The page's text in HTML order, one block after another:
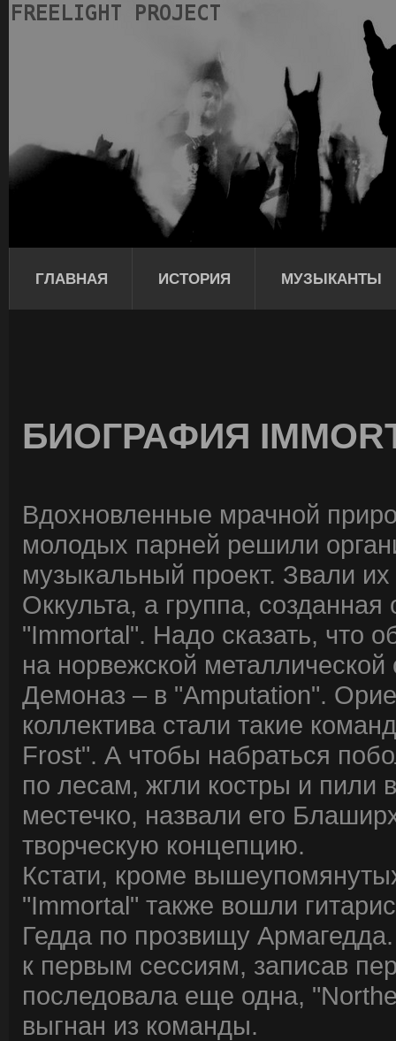
ГЛАВНАЯ ИСТОРИЯ МУЗЫКАНТЫ
БИОГРАФИЯ
Вдохновленные мрачной
молодых парней решили
музыкальный проект. Звали
Оккульта, а группа,
"Immortal". Надо сказать, что
на норвежской
Демоназ – в "Amputation".
коллектива стали такие
Frost". А чтобы набраться
по лесам, жгли костры и пили
местечко, назвали его
творческую концепцию.
Кстати, кроме
"Immortal" также вошли
Гедда по прозвищу
к первым сессиям, записав
последовала еще одна,
выгнан из команды.